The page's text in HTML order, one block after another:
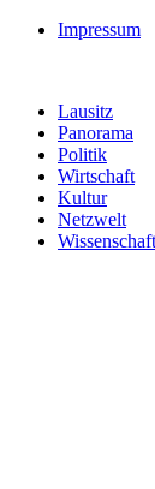
Impressum
Lausitz
Panorama
Politik
Wirtschaft
Kultur
Netzwelt
Wissenschaft